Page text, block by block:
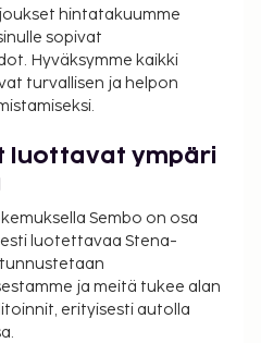
buffetaamiainen
7.00–10.00.
noin 8 EUR aikuisille ja
lisämaksusta (tai
omansa)
kata kaikkea. Maksut ja
sisällä veroja, ja ne
hintatakuumme
sopivat
Hyväksymme kaikki
turvallisen ja helpon
luottavat ympäri
Sembo on osa
luotettavaa Stena-
ja meitä tukee alan
erityisesti autolla